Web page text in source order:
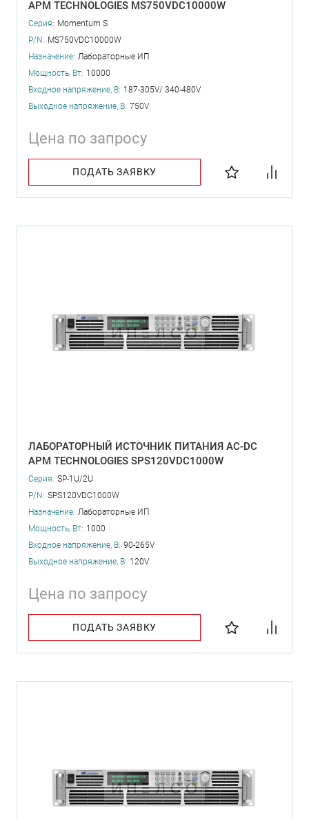
APM TECHNOLOGIES MS750VDC10000W
Серия: Momentum S
P/N: MS750VDC10000W
Назначение: Лабораторные ИП
Мощность, Вт: 10000
Входное напряжение, В: 187-305V/ 340-480V
Выходное напряжение, В: 750V
Цена по запросу
ПОДАТЬ ЗАЯВКУ
ЛАБОРАТОРНЫЙ ИСТОЧНИК ПИТАНИЯ AC-DC
APM TECHNOLOGIES SPS120VDC1000W
Серия: SP-1U/2U
P/N: SPS120VDC1000W
Назначение: Лабораторные ИП
Мощность, Вт: 1000
Входное напряжение, В: 90-265V
Выходное напряжение, В: 120V
Цена по запросу
ПОДАТЬ ЗАЯВКУ